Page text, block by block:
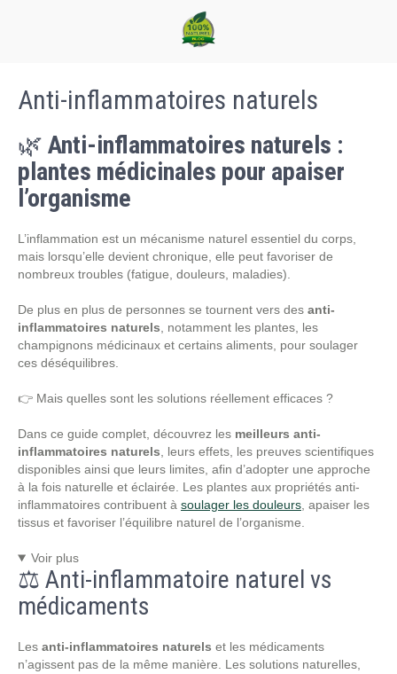
Anti-inflammatoires naturels
🌿 Anti-inflammatoires naturels :
plantes médicinales pour apaiser
l’organisme
L’inflammation est un mécanisme naturel essentiel du corps,
mais lorsqu’elle devient chronique, elle peut favoriser de
nombreux troubles (fatigue, douleurs, maladies).
De plus en plus de personnes se tournent vers des anti-
inflammatoires naturels , notamment les plantes, les
champignons médicinaux et certains aliments, pour soulager
ces déséquilibres.
👉 Mais quelles sont les solutions réellement efficaces ?
Dans ce guide complet, découvrez les meilleurs anti-
inflammatoires naturels , leurs effets, les preuves scientifiques
disponibles ainsi que leurs limites, afin d’adopter une approche
à la fois naturelle et éclairée. Les plantes aux propriétés anti-
inflammatoires contribuent à soulager les douleurs , apaiser les
tissus et favoriser l’équilibre naturel de l’organisme.
Voir plus
⚖️ Anti-inflammatoire naturel vs
médicaments
Les anti-inflammatoires naturels et les médicaments
n’agissent pas de la même manière. Les solutions naturelles,